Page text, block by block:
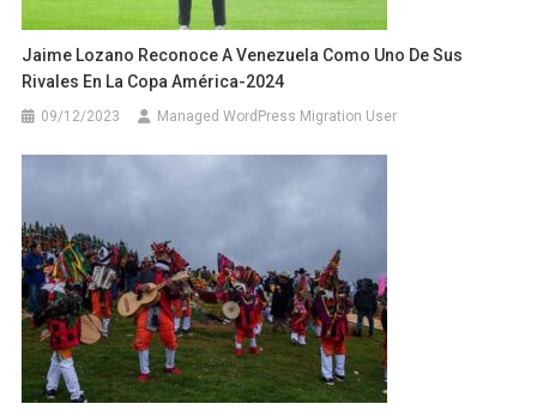
Jaime Lozano Reconoce A Venezuela Como Uno De Sus
Rivales En La Copa América-2024
09/12/2023 Managed WordPress Migration User